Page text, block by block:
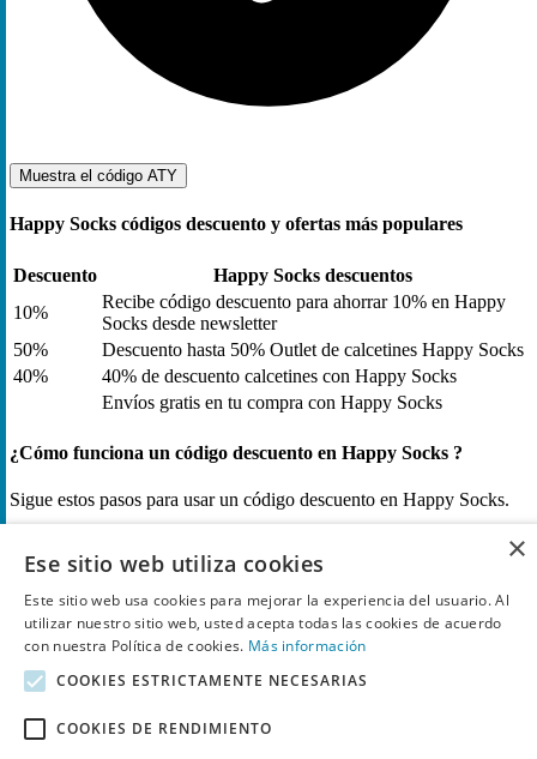
Muestra el código ATY
Happy Socks códigos descuento y ofertas más populares
Descuento
Happy Socks descuentos
10%
Recibe código descuento para ahorrar 10% en Happy
Socks desde newsletter
50%
Descuento hasta 50% Outlet de calcetines Happy Socks
40%
40% de descuento calcetines con Happy Socks
Envíos gratis en tu compra con Happy Socks
¿Cómo funciona un código descuento en Happy Socks ?
Sigue estos pasos para usar un código descuento en Happy Socks.
puedes comprobar todos los descuentos en esta página. Si
“Muestra el código” o “Ir a la oferta”, para copiar el cupón.
Entra en la página web de Happy Socks y añade tus
hacer el pedido, copia el código descuento que quieres usar (si
código).
×
Ese sitio web utiliza cookies
Este sitio web usa cookies para mejorar la experiencia del usuario. Al
utilizar nuestro sitio web, usted acepta todas las cookies de acuerdo
con nuestra Política de cookies. Más información
COOKIES ESTRICTAMENTE NECESARIAS
COOKIES DE RENDIMIENTO